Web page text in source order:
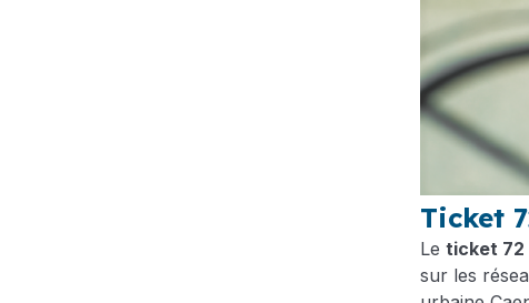
Ticket
Le ticket 72
sur les